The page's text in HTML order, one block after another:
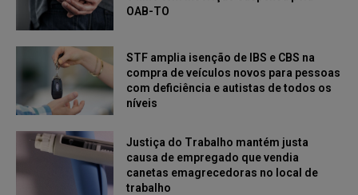
OAB-TO
STF amplia isenção de IBS e CBS na
compra de veículos novos para pessoas
com deficiência e autistas de todos os
níveis
Justiça do Trabalho mantém justa
causa de empregado que vendia
canetas emagrecedoras no local de
trabalho